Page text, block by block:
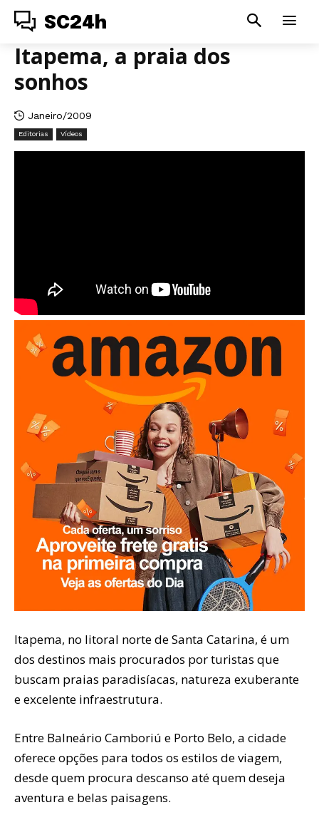
SC24h
Itapema, a praia dos
sonhos
Janeiro/2009
Editorias Vídeos
Itapema, no litoral norte de Santa Catarina, é um
dos destinos mais procurados por turistas que
buscam praias paradisíacas, natureza exuberante
e excelente infraestrutura.
Entre Balneário Camboriú e Porto Belo, a cidade
oferece opções para todos os estilos de viagem,
desde quem procura descanso até quem deseja
aventura e belas paisagens.